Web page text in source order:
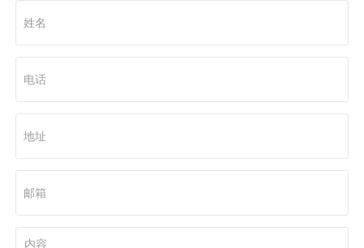
主要产品有单向压力封闭剂、GLA防塌润滑剂、磺化沥青、随转堵漏
剂，无荧光防塌剂、果壳等100多种钻井泥浆材料